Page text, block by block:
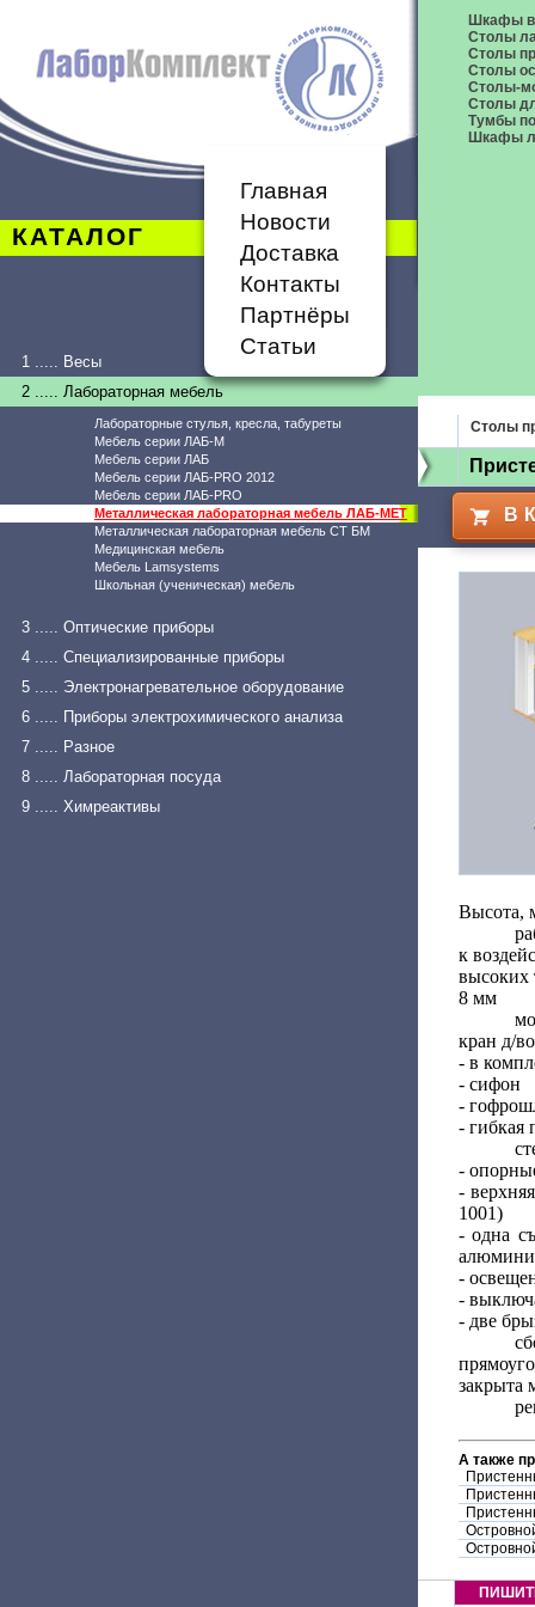
КАТАЛОГ
Главная
Новости
Доставка
Контакты
Партнёры
Статьи
1 ..... Весы
2 ..... Лабораторная мебель
Лабораторные стулья, кресла, табуреты
Мебель серии ЛАБ-М
Мебель серии ЛАБ
Мебель серии ЛАБ-PRO 2012
Мебель серии ЛАБ-PRO
Металлическая лабораторная мебель ЛАБ-МЕТ
Металлическая лабораторная мебель СТ БМ
Медицинская мебель
Мебель Lamsystems
Школьная (ученическая) мебель
3 ..... Оптические приборы
4 ..... Специализированные приборы
5 ..... Электронагревательное оборудование
6 ..... Приборы электрохимического анализа
7 ..... Разное
8 ..... Лабораторная посуда
9 ..... Химреактивы
Шкафы
Столы
Столы
Столы
Столы-
Столы
Тумбы
Шкафы
Столы
В
Высота,
к
высоких
8 мм
кран д/
- в
- сифон
-
- гибкая
-
-
1001)
- одна
-
-
- две
закрыта
А также